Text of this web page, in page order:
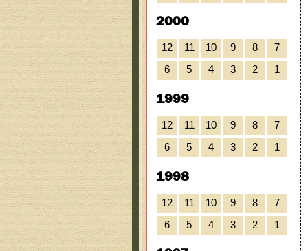
2000
12 11 10 9 8
7
6
5 4 3 2 1
1999
12 11 10 9 8
7
6
5 4 3 2 1
1998
12 11 10 9 8
7
6
5 4 3 2 1